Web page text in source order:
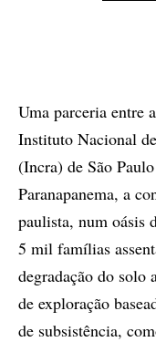
Uma parceria entre
Instituto Nacional
(Incra) de São
Paranapanema, a
paulista, num oásis
5 mil famílias
degradação do solo
de exploração
de subsistência,